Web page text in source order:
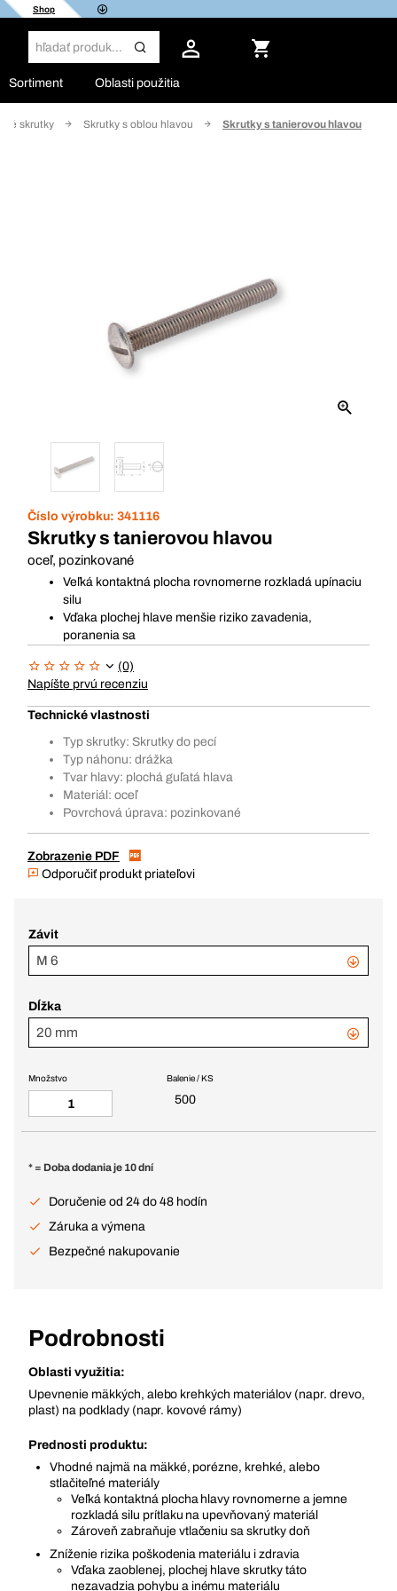
Shop
Sortiment Oblasti použitia
skrutky Skrutky s oblou hlavou Skrutky s tanierovou hlavou
Číslo výrobku: 341116
Skrutky s tanierovou hlavou
oceľ, pozinkované
Veľká kontaktná plocha rovnomerne rozkladá upínaciu
silu
Vďaka plochej hlave menšie riziko zavadenia,
poranenia sa
(0)
Napíšte prvú recenziu
Technické vlastnosti
Typ skrutky: Skrutky do pecí
Typ náhonu: drážka
Tvar hlavy: plochá guľatá hlava
Materiál: oceľ
Povrchová úprava: pozinkované
Zobrazenie PDF
Odporučiť produkt priateľovi
Závit
M 6
Dĺžka
20 mm
Balenie / KS
500
Množstvo
* = Doba dodania je 10 dní
Doručenie od 24 do 48 hodín
Záruka a výmena
Bezpečné nakupovanie
Podrobnosti
Oblasti využitia:
Upevnenie mäkkých, alebo krehkých materiálov (napr. drevo,
plast) na podklady (napr. kovové rámy)
Prednosti produktu:
Vhodné najmä na mäkké, porézne, krehké, alebo
stlačiteľné materiály
Veľká kontaktná plocha hlavy rovnomerne a jemne
rozkladá silu prítlaku na upevňovaný materiál
Zároveň zabraňuje vtlačeniu sa skrutky doň
Zníženie rizika poškodenia materiálu i zdravia
Vďaka zaoblenej, plochej hlave skrutky táto
nezavadzia pohybu a inému materiálu